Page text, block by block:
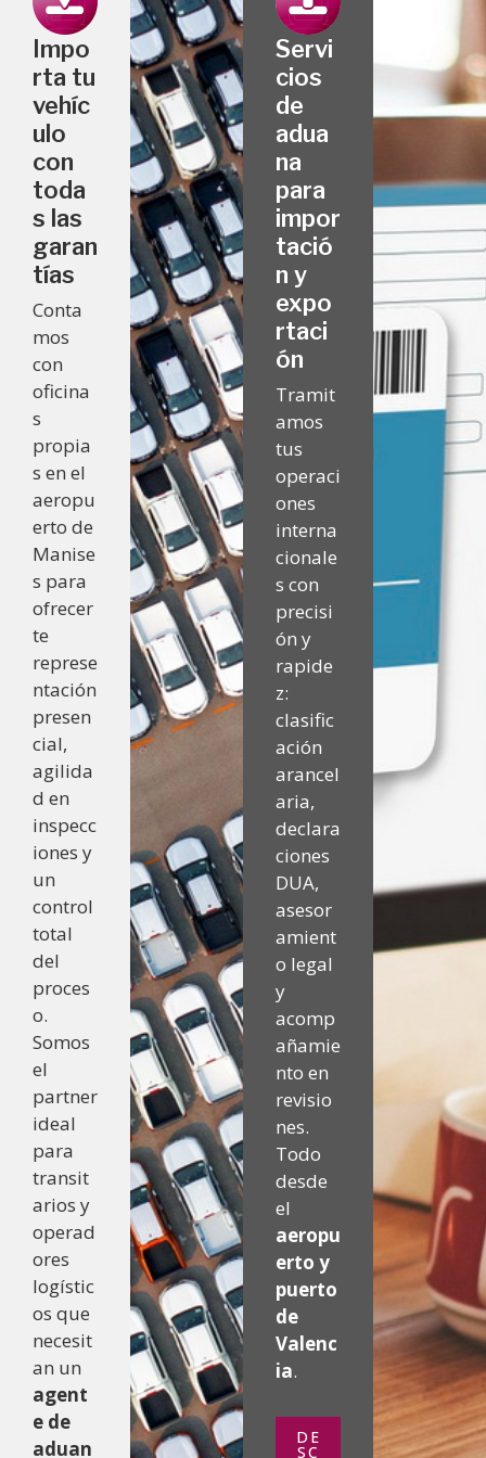
Impo
rta tu
vehíc
ulo
con
toda
s las
garan
tías
Conta
mos
con
oficina
s
propia
s en el
aeropu
erto de
Manise
s para
ofrecer
te
represe
ntación
presen
cial,
agilida
d en
inspecc
iones y
un
control
total
del
proces
o.
Somos
el
partner
ideal
para
transit
arios y
operad
ores
logístic
os que
necesit
an un
agent
e de
aduan
Servi
cios
de
adua
na
para
impor
tació
n y
expo
rtaci
ón
Tramit
amos
tus
operaci
ones
interna
cionale
s con
precisi
ón y
rapide
z:
clasific
ación
arancel
aria,
declara
ciones
DUA,
asesor
amient
o legal
y
acomp
añamie
nto en
revisio
nes.
Todo
desde
el
aeropu
erto y
puerto
de
Valenc
ia.
DE
SC